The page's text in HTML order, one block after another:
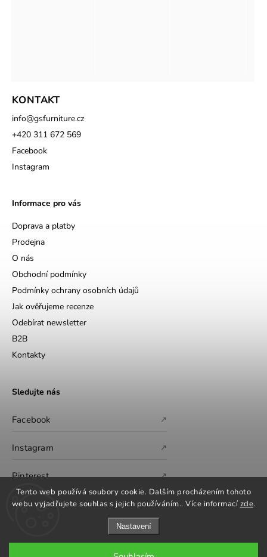
Tento web používá soubory cookie. Dalším procházením tohoto
webu vyjadřujete souhlas s jejich používáním.. Více informacízde.
Nastavení
KONTAKT
info@gsfurniture.cz
+420 311 672 569
Facebook
Instagram
Informace pro vás
Doprava a platby
Prodejna
O nás
Obchodní podmínky
Podmínky ochrany osobních údajů
Jak ověřujeme recenze
Odebírat newsletter
B2B
Kontakty
Sledujte nás
Facebook ↗
Instagram ↗
Pinterest ↗